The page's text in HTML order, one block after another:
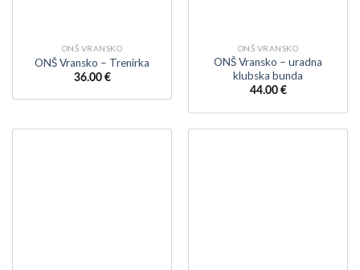
ONŠ VRANSKO
ONŠ Vransko – Trenirka
36.00 €
ONŠ VRANSKO
ONŠ Vransko – uradna
klubska bunda
44.00 €